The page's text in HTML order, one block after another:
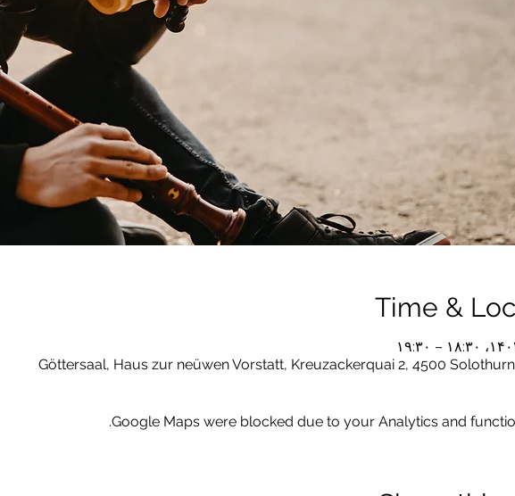
Time &
Göttersaal, Haus zur neüwen Vorstatt, Kreuzackerquai 2, 4500
Google Maps were blocked due to your Analytics and